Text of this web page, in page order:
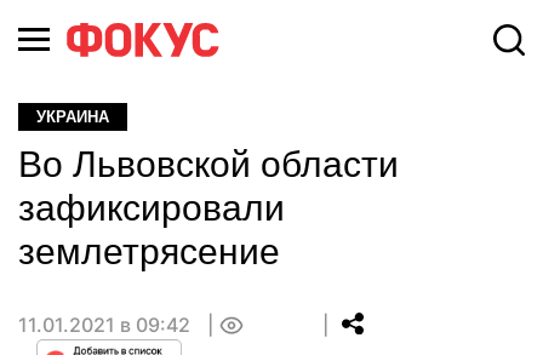
УКРАИНА
Во Львовской области
зафиксировали
землетрясение
11.01.2021 в 09:42